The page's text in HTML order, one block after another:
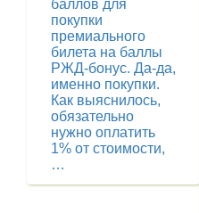
баллов для
покупки
премиального
билета на баллы
РЖД-бонус. Да-да,
именно покупки.
Как выяснилось,
обязательно
нужно оплатить
1% от стоимости,
…